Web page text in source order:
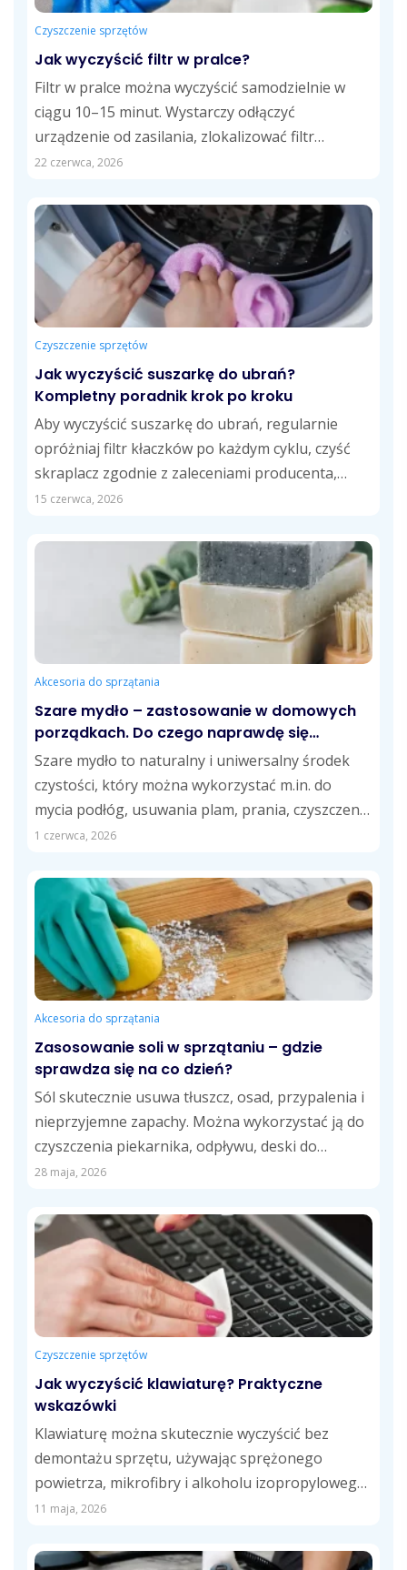
Czyszczenie sprzętów
Jak wyczyścić filtr w pralce?
Filtr w pralce można wyczyścić samodzielnie w
ciągu 10–15 minut. Wystarczy odłączyć
urządzenie od zasilania, zlokalizować filtr
odpływowy, usunąć zalegające...
22 czerwca, 2026
Czyszczenie sprzętów
Jak wyczyścić suszarkę do ubrań?
Kompletny poradnik krok po kroku
Aby wyczyścić suszarkę do ubrań, regularnie
opróżniaj filtr kłaczków po każdym cyklu, czyść
skraplacz zgodnie z zaleceniami producenta,
opróżniaj zbiornik...
15 czerwca, 2026
Akcesoria do sprzątania
Szare mydło – zastosowanie w domowych
porządkach. Do czego naprawdę się
przydaje?
Szare mydło to naturalny i uniwersalny środek
czystości, który można wykorzystać m.in. do
mycia podłóg, usuwania plam, prania, czyszczenia
kuchni...
1 czerwca, 2026
Akcesoria do sprzątania
Zasosowanie soli w sprzątaniu – gdzie
sprawdza się na co dzień?
Sól skutecznie usuwa tłuszcz, osad, przypalenia i
nieprzyjemne zapachy. Można wykorzystać ją do
czyszczenia piekarnika, odpływu, deski do
krojenia, fug,...
28 maja, 2026
Czyszczenie sprzętów
Jak wyczyścić klawiaturę? Praktyczne
wskazówki
Klawiaturę można skutecznie wyczyścić bez
demontażu sprzętu, używając sprężonego
powietrza, mikrofibry i alkoholu izopropylowego.
Regularne usuwanie kurzu, tłustych śladów i...
11 maja, 2026